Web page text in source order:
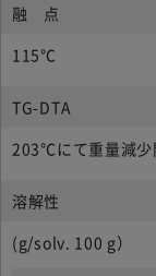
融 点
115℃
TG-DTA
203℃にて重量減少
溶解性
(g/solv. 100 g）